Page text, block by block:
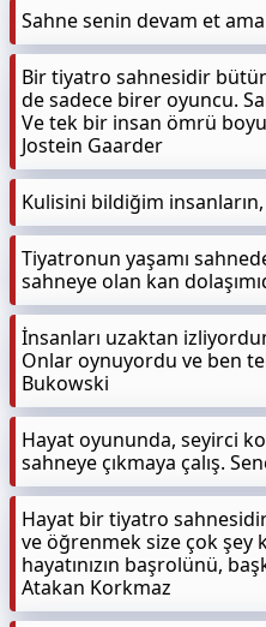
Sahne senin devam et
Bir tiyatro sahnesidir
de sadece birer oyuncu.
Ve tek bir insan ömrü
Jostein Gaarder
Kulisini bildiğim
Tiyatronun yaşamı
sahneye olan kan
İnsanları uzaktan
Onlar oynuyordu ve ben
Bukowski
Hayat oyununda, seyirci
sahneye çıkmaya çalış.
Hayat bir tiyatro
ve öğrenmek size çok şey
hayatınızın başrolünü,
Atakan Korkmaz